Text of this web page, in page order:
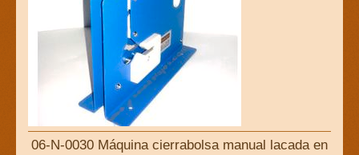
06-N-0030 Máquina cierrabolsa manual lacada en